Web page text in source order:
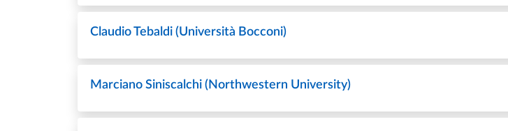
Claudio Tebaldi (Università Bocconi)
Marciano Siniscalchi (Northwestern University)